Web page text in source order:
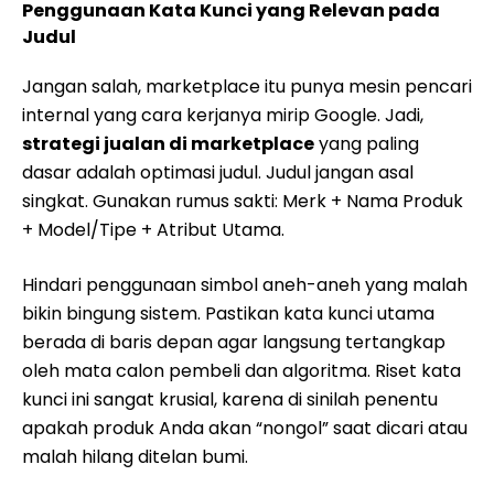
Penggunaan Kata Kunci yang Relevan pada
Judul
Jangan salah, marketplace itu punya mesin pencari
internal yang cara kerjanya mirip Google. Jadi,
strategi jualan di marketplaceyang paling
dasar adalah optimasi judul. Judul jangan asal
singkat. Gunakan rumus sakti: Merk + Nama Produk
+ Model/Tipe + Atribut Utama.
Hindari penggunaan simbol aneh-aneh yang malah
bikin bingung sistem. Pastikan kata kunci utama
berada di baris depan agar langsung tertangkap
oleh mata calon pembeli dan algoritma. Riset kata
kunci ini sangat krusial, karena di sinilah penentu
apakah produk Anda akan “nongol” saat dicari atau
malah hilang ditelan bumi.